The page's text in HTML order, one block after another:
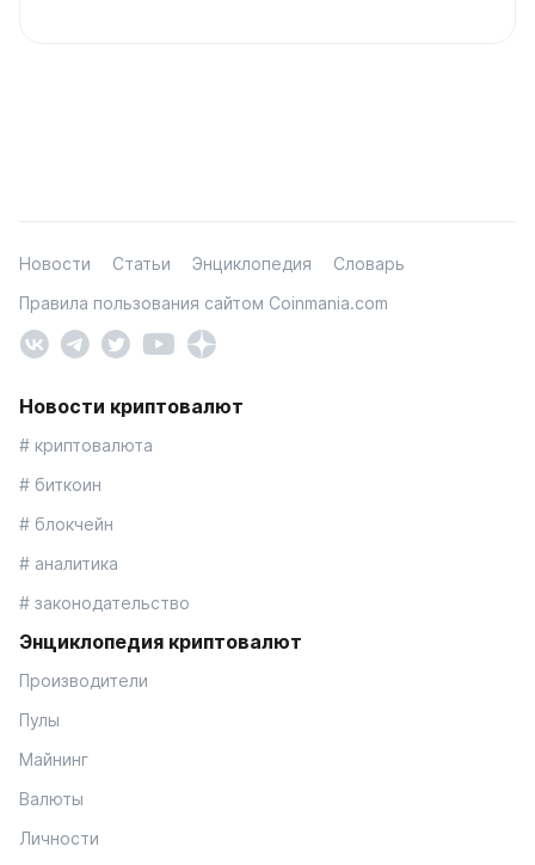
Новости Статьи Энциклопедия
Словарь
Правила пользования сайтом Coinmania.com
Новости криптовалют
# криптовалюта
# биткоин
# блокчейн
# аналитика
# законодательство
Энциклопедия криптовалют
Производители
Пулы
Майнинг
Валюты
Личности